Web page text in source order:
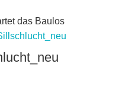
das Baulos